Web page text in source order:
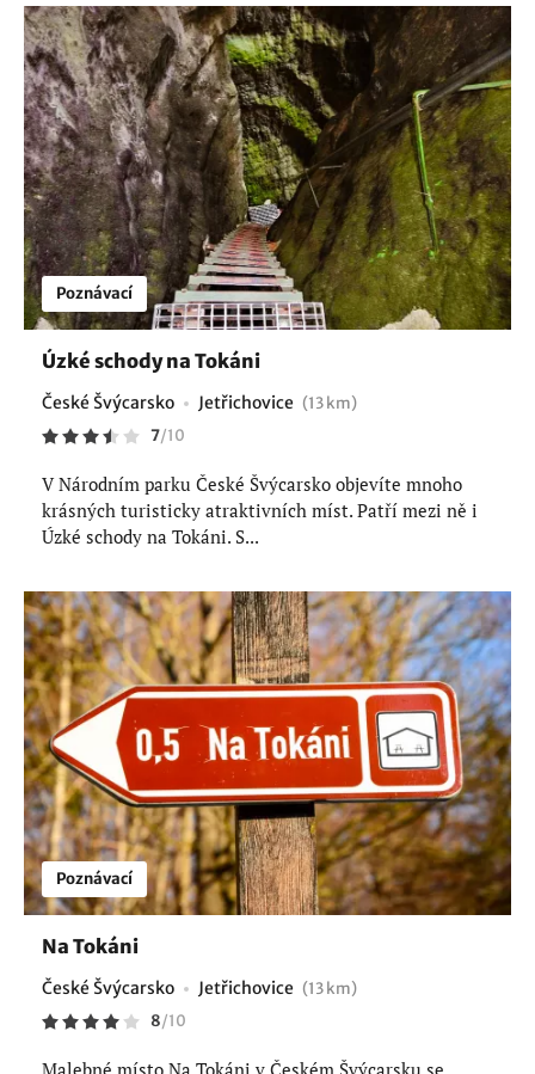
Poznávací
Úzké schody na Tokáni
České Švýcarsko Jetřichovice (13 km)
7/10
V Národním parku České Švýcarsko objevíte mnoho
krásných turisticky atraktivních míst. Patří mezi ně i
Úzké schody na Tokáni. S...
Poznávací
Na Tokáni
České Švýcarsko Jetřichovice (13 km)
8/10